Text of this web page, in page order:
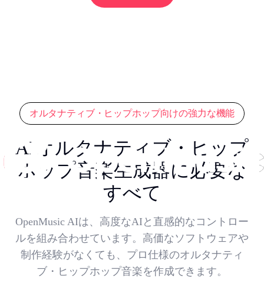
オルタナティブ・ヒップホップ向けの強力な機能
AIオルタナティブ・ヒップ
ホップ音楽生成器に必要な
すべて
OpenMusic AIは、高度なAIと直感的なコントロー
ルを組み合わせています。高価なソフトウェアや
制作経験がなくても、プロ仕様のオルタナティ
ブ・ヒップホップ音楽を作成できます。